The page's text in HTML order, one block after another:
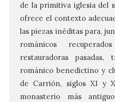
de la primitiva iglesia del
ofrece el contexto
las piezas inéditas para,
románicos
restauradoras
románico benedictino y
de Carrión, siglos XI y
monasterio más